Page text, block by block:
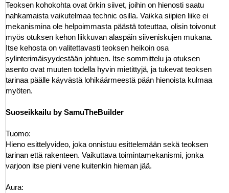
Teoksen kohokohta ovat örkin siivet, joihin on hienosti saatu
nahkamaista vaikutelmaa technic osilla. Vaikka siipien liike ei
mekanismina ole helpoimmasta päästä toteuttaa, olisin toivonut
myös otuksen kehon liikkuvan alaspäin siiveniskujen mukana.
Itse kehosta on valitettavasti teoksen heikoin osa
sylinterimäisyydestään johtuen. Itse sommittelu ja otuksen
asento ovat muuten todella hyvin mietittyjä, ja tukevat teoksen
tarinaa päälle käyvästä lohikäärmeestä pään hienoista kulmaa
myöten.
Suoseikkailu by SamuTheBuilder
Tuomo:
Hieno esittelyvideo, joka onnistuu esittelemään sekä teoksen
tarinan että rakenteen. Vaikuttava toimintamekanismi, jonka
varjoon itse pieni vene kuitenkin hieman jää.
Aura: